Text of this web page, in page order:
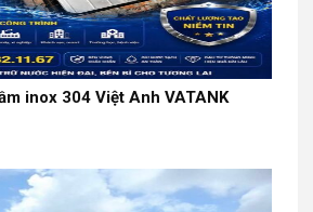
inox 304 Việt Anh VATANK